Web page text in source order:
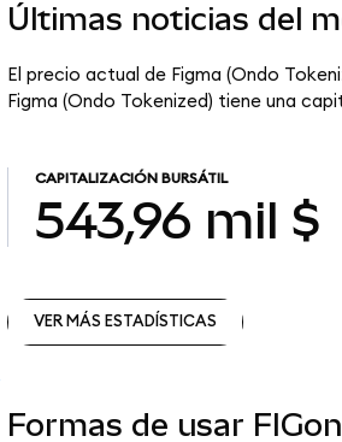
Últimas noticias del
El precio actual de Figma (Ondo
Figma (Ondo Tokenized) tiene una
CAPITALIZACIÓN BURSÁTIL
543,96 mil $
VER MÁS ESTADÍSTICAS
Formas de usar